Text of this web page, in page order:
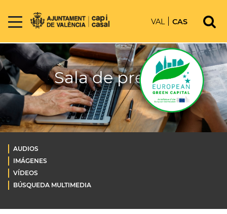
VAL CAS
Sala de prensa
AUDIOS
IMÁGENES
VÍDEOS
BÚSQUEDA MULTIMEDIA